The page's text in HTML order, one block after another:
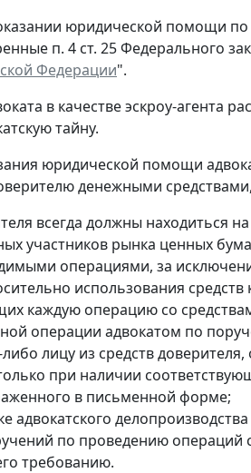
юридической помощи
п. 4 ст. 25 Федерального
Федерации".
в качестве эскроу-агента
тайну.
юридической помощи
денежными
всегда должны находиться
участников рынка ценных
операциями, за
использования
каждую операцию со
операции адвокатом по
лицу из средств
при наличии
в письменной форме;
адвокатского
по проведению операций
требованию.